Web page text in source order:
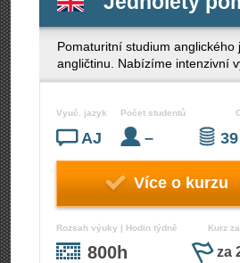
Pomaturitní studium
angličtinu. Nabízíme intenzivní
Vyuč. jazyk
AJ
Počet studentů
–
Více o kurzu
Rozsah výuky | Hodin týdně
800h
Kurz
za